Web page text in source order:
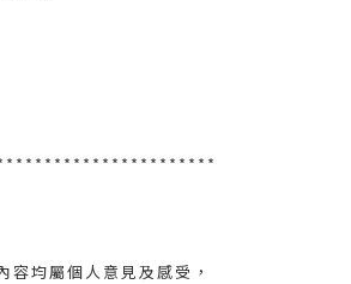
容均屬個人意見及感受，